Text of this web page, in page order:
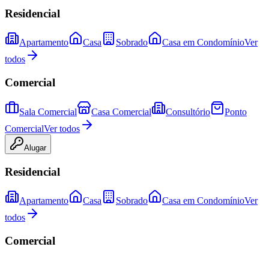
Residencial
Apartamento Casa Sobrado Casa em CondomínioVer
todos
Comercial
Sala Comercial Casa Comercial Consultório
Ponto
ComercialVer todos
Alugar
Residencial
Apartamento Casa Sobrado Casa em CondomínioVer
todos
Comercial